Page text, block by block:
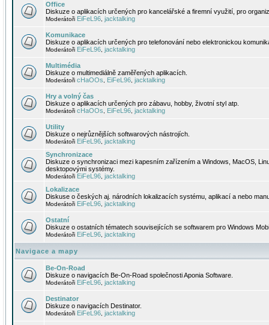
Office
Diskuze o aplikacích určených pro kancelářské a firemní využití, pro
Moderátoři EiFeL96 jacktalking
Komunikace
Diskuze o aplikacích určených pro telefonování nebo elektronickou
Moderátoři EiFeL96 jacktalking
Multimédia
Diskuze o multimediálně zaměřených aplikacích.
Moderátoři cHaOOs EiFeL96 jacktalking
Hry a volný čas
Diskuze o aplikacích určených pro zábavu, hobby, životní styl atp.
Moderátoři cHaOOs EiFeL96 jacktalking
Utility
Diskuze o nejrůznějších softwarových nástrojích.
Moderátoři EiFeL96 jacktalking
Synchronizace
Diskuze o synchronizaci mezi kapesním zařízením a Windows, MacOS,
desktopovými systémy.
Moderátoři EiFeL96 jacktalking
Lokalizace
Diskuse o českých aj. národních lokalizacích systému, aplikací a nebo
Moderátoři EiFeL96 jacktalking
Ostatní
Diskuze o ostatních tématech souvisejících se softwarem pro Windows
Moderátoři EiFeL96 jacktalking
Navigace a mapy
Be-On-Road
Diskuze o navigacích Be-On-Road společnosti Aponia Software.
Moderátoři EiFeL96 jacktalking
Destinator
Diskuze o navigacích Destinator.
Moderátoři EiFeL96 jacktalking